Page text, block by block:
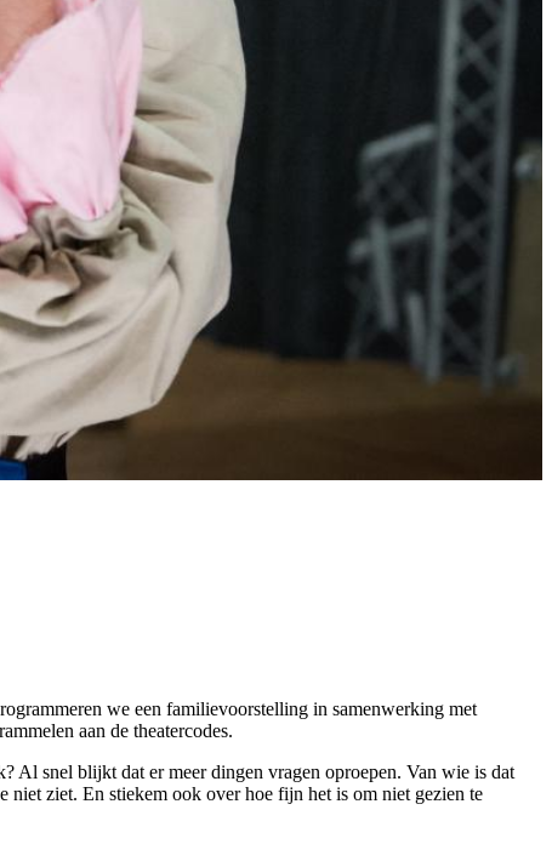
we een familievoorstelling in samenwerking met
aan de theatercodes.
Al snel blijkt dat er meer dingen vragen oproepen. Van wie is dat
niet ziet. En stiekem ook over hoe fijn het is om niet gezien te